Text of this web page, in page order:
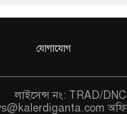
যোগাযোগ
লাইসেন্স নং: TRAD/